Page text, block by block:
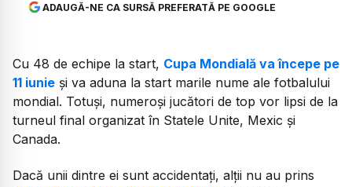
ADAUGĂ-NE CA SURSĂ PREFERATĂ PE GOOGLE
Cu 48 de echipe la start, Cupa Mondială va începe pe
11 iunie și va aduna la start marile nume ale fotbalului
mondial. Totuși, numeroși jucători de top vor lipsi de la
turneul final organizat în Statele Unite, Mexic și
Canada.
Dacă unii dintre ei sunt accidentați, alții nu au prins